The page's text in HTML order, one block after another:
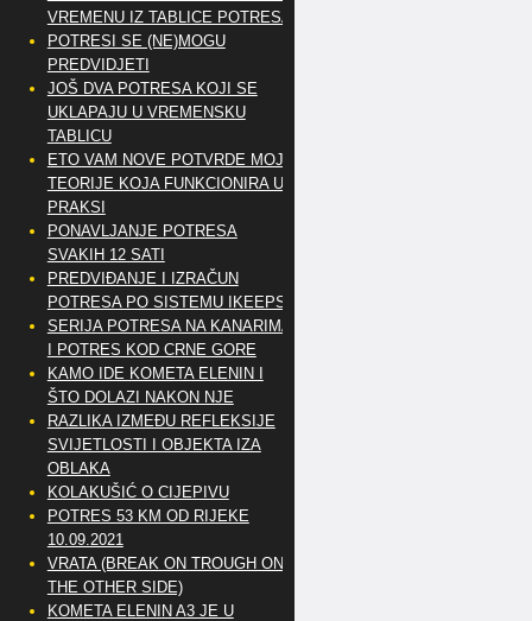
VREMENU IZ TABLICE POTRESA
POTRESI SE (NE)MOGU
PREDVIDJETI
JOŠ DVA POTRESA KOJI SE
UKLAPAJU U VREMENSKU
TABLICU
ETO VAM NOVE POTVRDE MOJE
TEORIJE KOJA FUNKCIONIRA U
PRAKSI
PONAVLJANJE POTRESA
SVAKIH 12 SATI
PREDVIĐANJE I IZRAČUN
POTRESA PO SISTEMU IKEEPS
SERIJA POTRESA NA KANARIMA
I POTRES KOD CRNE GORE
KAMO IDE KOMETA ELENIN I
ŠTO DOLAZI NAKON NJE
RAZLIKA IZMEĐU REFLEKSIJE
SVIJETLOSTI I OBJEKTA IZA
OBLAKA
KOLAKUŠIĆ O CIJEPIVU
POTRES 53 KM OD RIJEKE
10.09.2021
VRATA (BREAK ON TROUGH ON
THE OTHER SIDE)
KOMETA ELENIN A3 JE U